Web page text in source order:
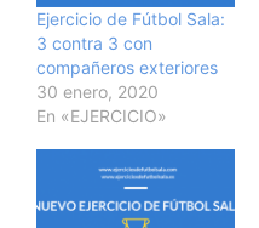
Ejercicio de Fútbol Sala:
3 contra 3 con
compañeros exteriores
30 enero, 2020
En «EJERCICIO»